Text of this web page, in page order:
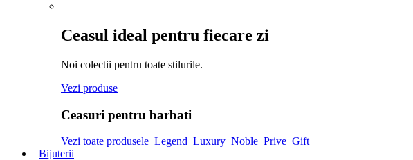
Ceasul ideal pentru fiecare zi
Noi colectii pentru toate stilurile.
Vezi produse
Ceasuri pentru barbati
Vezi toate produsele Legend Luxury Noble Prive Gift
Bijuterii